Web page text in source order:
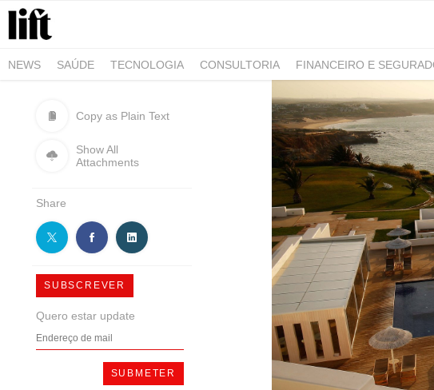
NEWS SAÚDE TECNOLOGIA CONSULTORIA FINANCEIRO E
Copy as Plain Text
Show All
Attachments
Share
SUBSCREVER
Quero estar update